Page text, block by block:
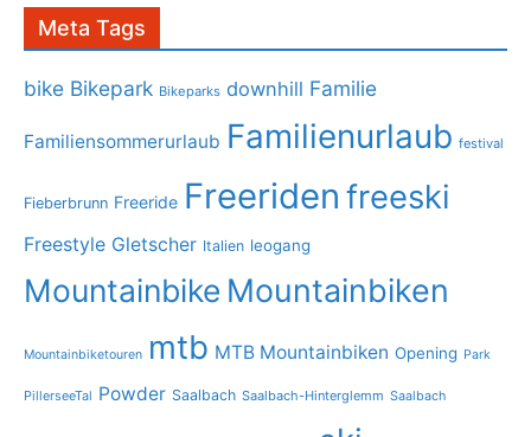
Meta Tags
bike Bikepark Bikeparks downhill Familie
Familiensommerurlaub Familienurlaub festival
Fieberbrunn Freeride Freeriden freeski
Freestyle Gletscher Italien leogang
Mountainbike Mountainbiken
Mountainbiketouren mtb MTB Mountainbiken Opening Park
PillerseeTal Powder Saalbach Saalbach-Hinterglemm Saalbach